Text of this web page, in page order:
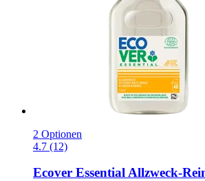
2 Optionen
4.7 (12)
Ecover Essential Allzweck-​